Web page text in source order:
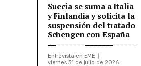
Suecia se suma a Italia
y Finlandia y solicita la
suspensión del tratado
Schengen con España
Entrevista en EME
viernes 31 de julio de 2026